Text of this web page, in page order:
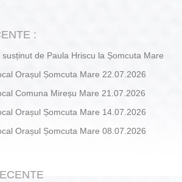
:
de Paula Hriscu la Șomcuta Mare
Orașul Șomcuta Mare 22.07.2026
Comuna Mireșu Mare 21.07.2026
Orașul Șomcuta Mare 14.07.2026
Orașul Șomcuta Mare 08.07.2026